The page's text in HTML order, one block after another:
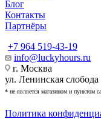
Блог
Контакты
Партнёры
+7 964 519-43-19
info@luckyhours.ru
г. Москва
ул. Ленинская слобода
* не является магазином и пунктом
Политика